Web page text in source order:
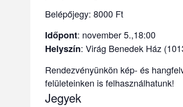
Belépőjegy: 8000 Ft
Időpont: november 5.,18:00
Helyszín: Virág Benedek Ház
Rendezvényünkön kép- és
felületeinken is felhasználhatunk!
Jegyek